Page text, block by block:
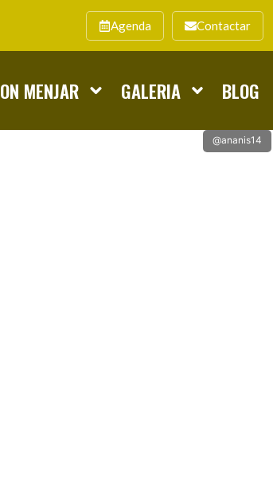
Agenda Contactar
ON MENJAR GALERIA BLOG
@ananis14